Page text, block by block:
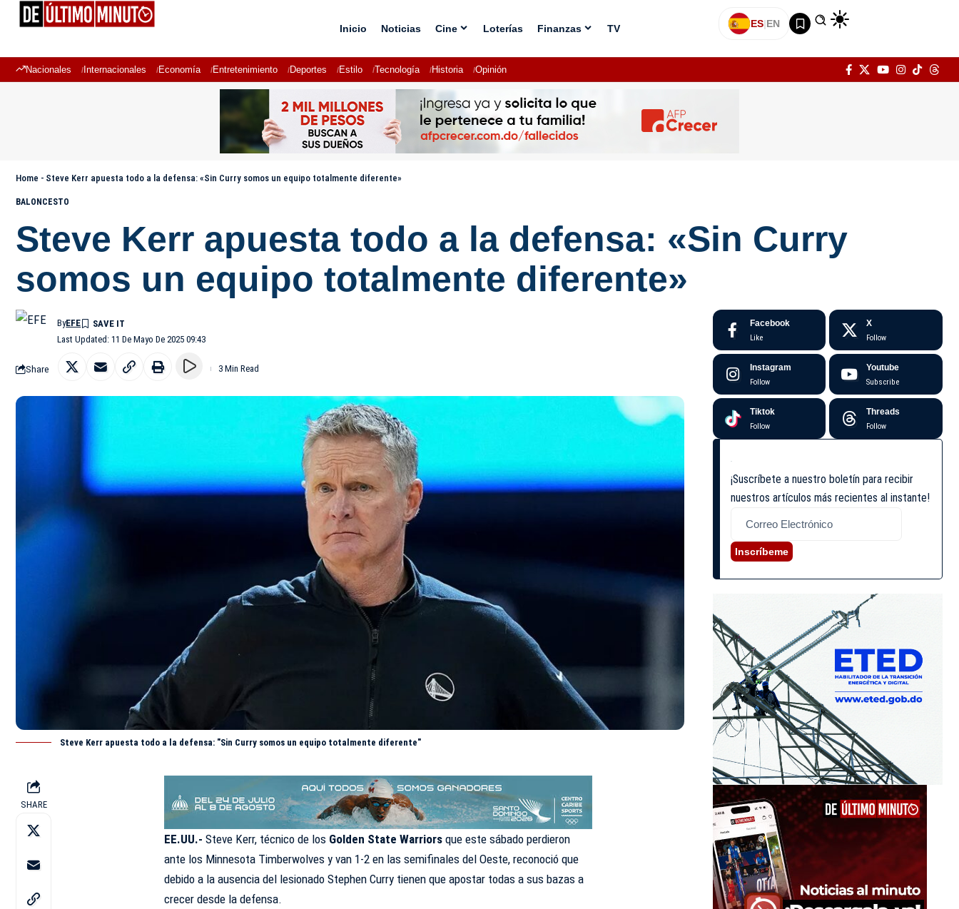
Inicio Noticias Cine Loterías Finanzas TV ES|EN
Nacionales Internacionales Economía Entretenimiento Deportes Estilo Tecnología Historia Opinión
Home - Steve Kerr apuesta todo a la defensa: «Sin Curry somos un equipo totalmente diferente»
BALONCESTO
Steve Kerr apuesta todo a la defensa: «Sin Curry
somos un equipo totalmente diferente»
Last Updated: 11 De Mayo De 2025 09:43
ByEFE
Share 3 Min Read
Steve Kerr apuesta todo a la defensa: "Sin Curry somos un equipo totalmente diferente"
SHARE
EE.UU.- Steve Kerr, técnico de los Golden State Warriors que este sábado perdieron
ante los Minnesota Timberwolves y van 1-2 en las semifinales del Oeste, reconoció que
debido a la ausencia del lesionado Stephen Curry tienen que apostar todas a sus bazas a
crecer desde la defensa.
Facebook
Like
X
Follow
Instagram
Follow
Youtube
Subscribe
Tiktok
Follow
Threads
Follow
¡Suscríbete a nuestro boletín para recibir
nuestros artículos más recientes al instante!
Inscríbeme